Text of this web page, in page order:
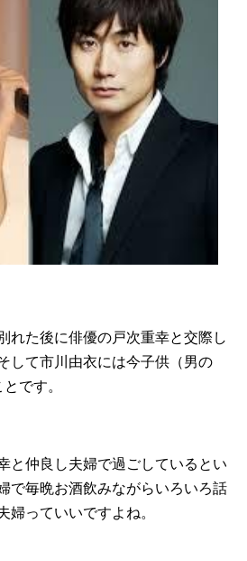
れた後に俳優の戸次重幸と交際し
して市川由衣には今子供（男の
です。
と仲良し夫婦で過ごしているとい
で毎晩お酒飲みながらいろいろ話
婦っていいですよね。